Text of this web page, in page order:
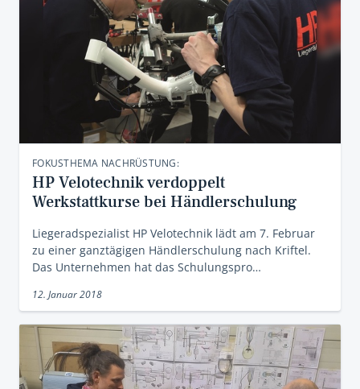
FOKUSTHEMA NACHRÜSTUNG:
HP Velotechnik verdoppelt
Werkstattkurse bei Händlerschulung
Liegeradspezialist HP Velotechnik lädt am 7. Februar
zu einer ganztägigen Händlerschulung nach Kriftel.
Das Unternehmen hat das Schulungspro…
12. Januar 2018